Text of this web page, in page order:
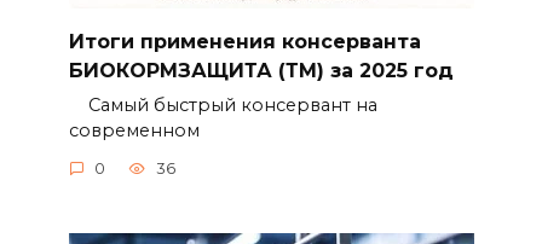
Итоги применения консерванта
БИОКОРМЗАЩИТА (ТМ) за 2025 год
Самый быстрый консервант на
современном
0 36